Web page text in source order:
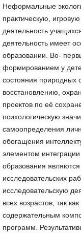
Неформальные
практическую,
деятельность
деятельность имеет
образовании. Во-
формированием у
состояния природных
восстановлению,
проектов по её
психологическую
самоопределения
обогащения
элементом
образования
исследовательских
исследовательскую
всех возрастов, так
содержательным
программ.